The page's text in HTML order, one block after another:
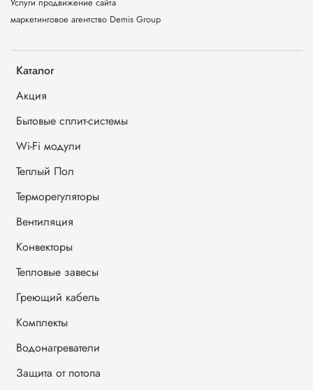
Каталог
Акция
Бытовые сплит-системы
Wi-Fi модули
Теплый Пол
Терморегуляторы
Вентиляция
Конвекторы
Тепловые завесы
Греющий кабель
Комплекты
Водонагреватели
Защита от потопа
маркетинговое агентство Demis Group